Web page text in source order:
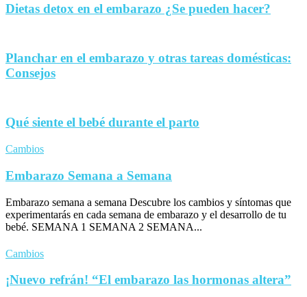
Dietas detox en el embarazo ¿Se pueden hacer?
Planchar en el embarazo y otras tareas domésticas:
Consejos
Qué siente el bebé durante el parto
Cambios
Embarazo Semana a Semana
Embarazo semana a semana Descubre los cambios y síntomas que
experimentarás en cada semana de embarazo y el desarrollo de tu
bebé. SEMANA 1 SEMANA 2 SEMANA...
Cambios
¡Nuevo refrán! “El embarazo las hormonas altera”